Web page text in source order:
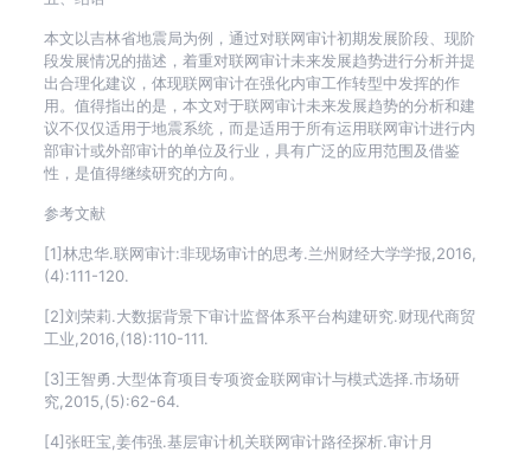
本文以吉林省地震局为例，通过对联网审计初期发展阶段、现阶
段发展情况的描述，着重对联网审计未来发展趋势进行分析并提
出合理化建议，体现联网审计在强化内审工作转型中发挥的作
用。值得指出的是，本文对于联网审计未来发展趋势的分析和建
议不仅仅适用于地震系统，而是适用于所有运用联网审计进行内
部审计或外部审计的单位及行业，具有广泛的应用范围及借鉴
性，是值得继续研究的方向。
参考文献
[1]林忠华.联网审计:非现场审计的思考.兰州财经大学学报,2016,
(4):111-120.
[2]刘荣莉.大数据背景下审计监督体系平台构建研究.财现代商贸
工业,2016,(18):110-111.
[3]王智勇.大型体育项目专项资金联网审计与模式选择.市场研
究,2015,(5):62-64.
[4]张旺宝,姜伟强.基层审计机关联网审计路径探析.审计月